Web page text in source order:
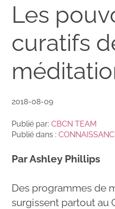
Les
curatifs
2018-08-09
Publié par: CBCN TEAM
Publié dans :
Par Ashley Phillips
Des programmes de
surgissent partout au